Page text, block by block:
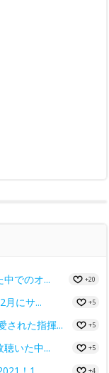
でのオ... +20
月にサ... +5
された指揮... +5
いた中... +5
+4